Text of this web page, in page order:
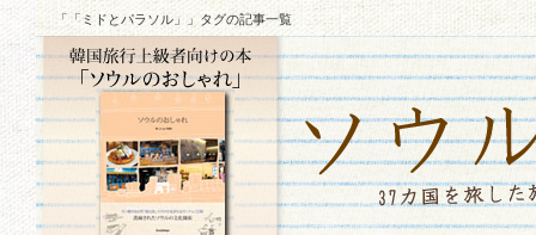
「「ミドとパラソル」」タグの記事一覧